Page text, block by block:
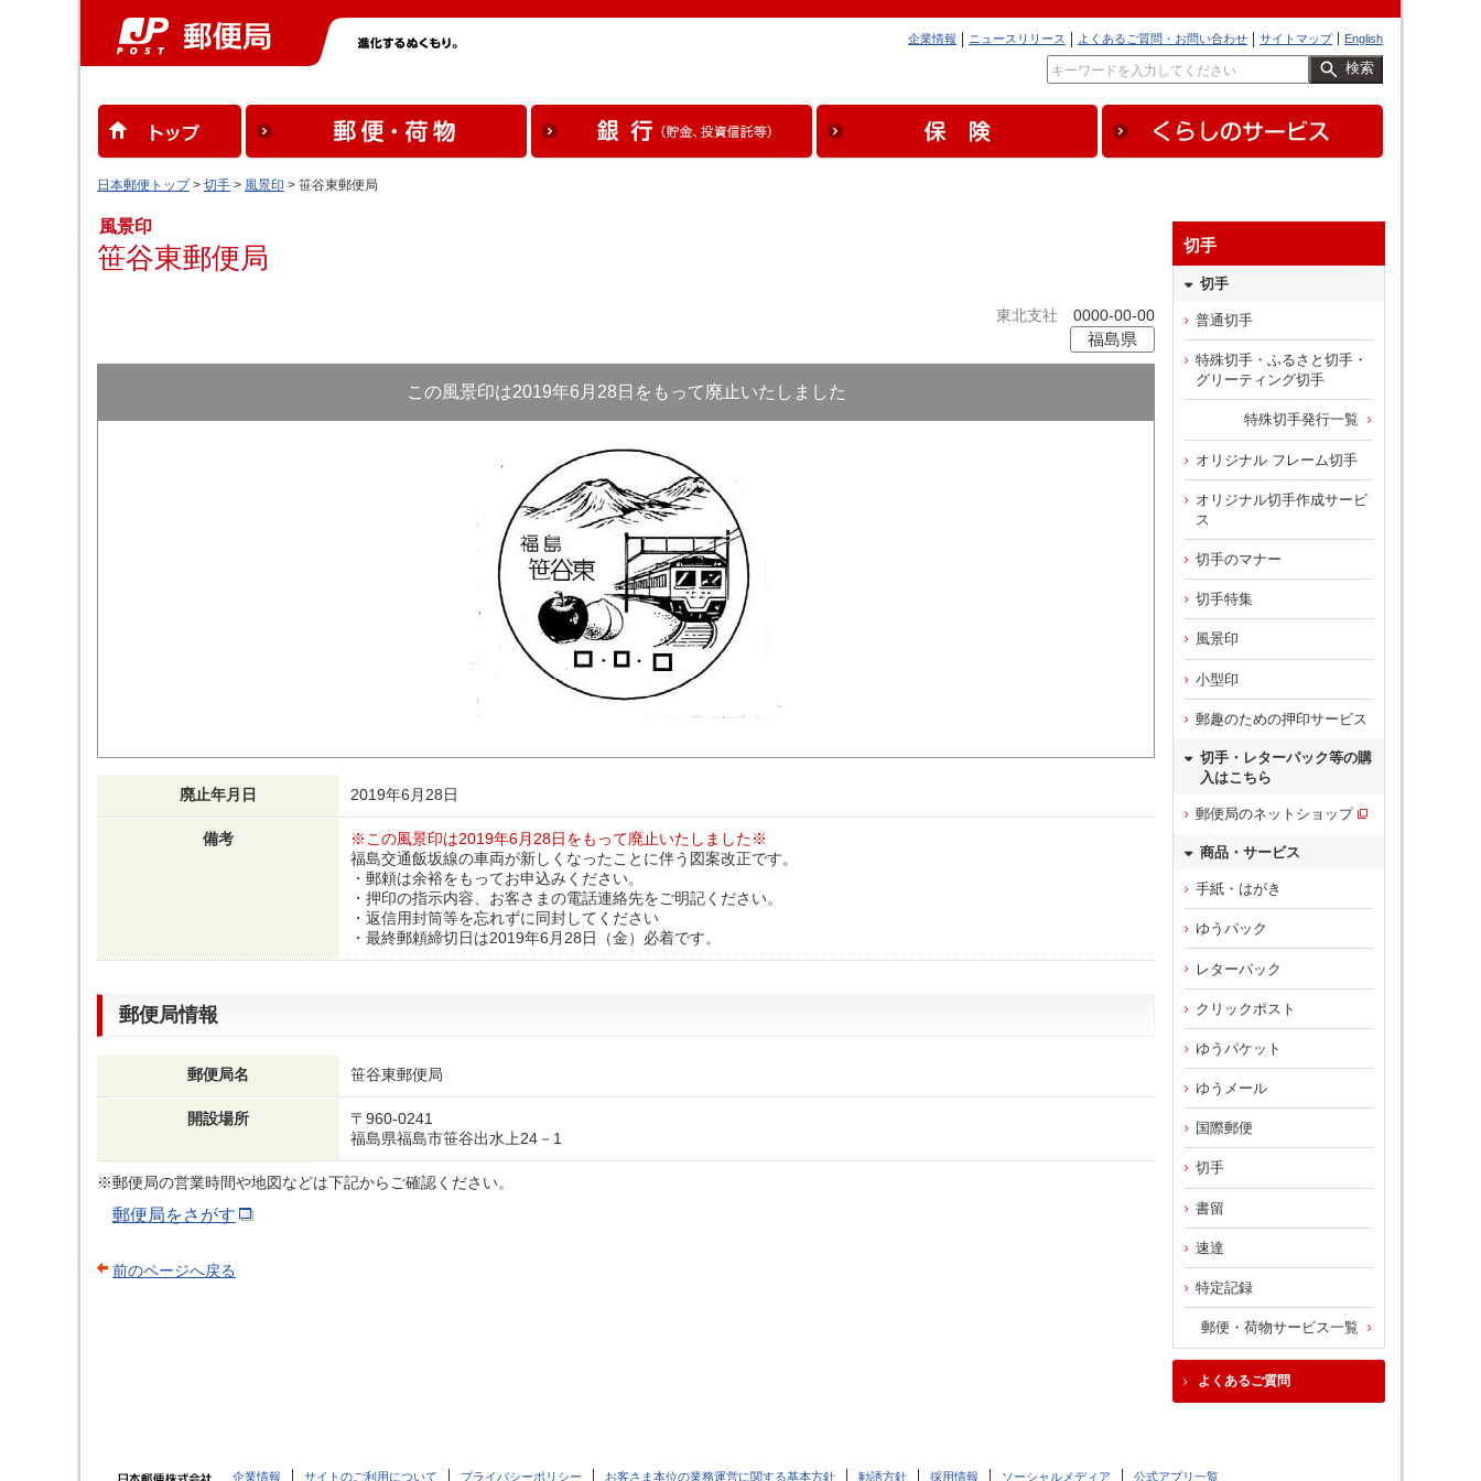
English
サイトマップ
よくあるご質問・お問い合わせ
ニュースリリース
企業情報
検索
日本郵便トップ> 切手 > 風景印 > 笹谷東郵便局
風景印
笹谷東郵便局
東北支社 0000-00-00
福島県
この風景印は2019年6月28日をもって廃止いたしました
廃止年月日 2019年6月28日
備考
※この風景印は2019年6月28日をもって廃止いたしました※
福島交通飯坂線の車両が新しくなったことに伴う図案改正です。
・郵頼は余裕をもってお申込みください。
・押印の指示内容、お客さまの電話連絡先をご明記ください。
・返信用封筒等を忘れずに同封してください
・最終郵頼締切日は2019年6月28日（金）必着です。
郵便局情報
郵便局名 笹谷東郵便局
開設場所
〒960-0241
福島県福島市笹谷出水上24－1
※郵便局の営業時間や地図などは下記からご確認ください。
郵便局をさがす
前のページへ戻る
切手
切手
普通切手
特殊切手・ふるさと切手・
グリーティング切手
特殊切手発行一覧
オリジナル フレーム切手
オリジナル切手作成サービ
ス
切手のマナー
切手特集
風景印
小型印
郵趣のための押印サービス
切手・レターパック等の購
入はこちら
郵便局のネットショップ
商品・サービス
手紙・はがき
ゆうパック
レターパック
クリックポスト
ゆうパケット
ゆうメール
国際郵便
切手
書留
速達
特定記録
郵便・荷物サービス一覧
よくあるご質問
企業情報 サイトのご利用について プライバシーポリシー お客さま本位の業務運営に関する基本方針 勧誘方針 採用情報 ソーシャルメディア 公式アプリ一覧